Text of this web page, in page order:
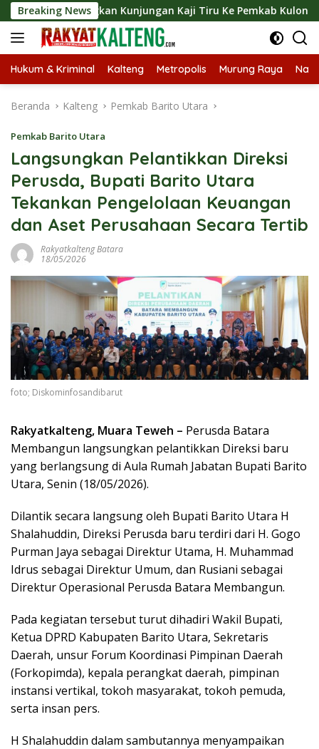
Langsung
ke
konten
Breaking News
Kunjungan Kaji Tiru Ke Pemkab Kulon Progo
Hukum & Kriminal Kalteng Metropolis Murung Raya
Beranda Kalteng Pemkab Barito Utara
Pemkab Barito Utara
Langsungkan Pelantikkan Direksi
Perusda, Bupati Barito Utara
Tekankan Pengelolaan Keuangan
dan Aset Perusahaan Secara Tertib
Rakyatkalteng Batara
18/05/2026
foto; Diskominfosandibarut
Rakyatkalteng, Muara Teweh – Perusda Batara
Membangun langsungkan pelantikkan Direksi baru
yang berlangsung di Aula Rumah Jabatan Bupati Barito
Utara, Senin (18/05/2026).
Dilantik secara langsung oleh Bupati Barito Utara H
Shalahuddin, Direksi Perusda baru terdiri dari H. Gogo
Purman Jaya sebagai Direktur Utama, H. Muhammad
Idrus sebagai Direktur Umum, dan Rusiani sebagai
Direktur Operasional Perusda Batara Membangun.
Pada kegiatan tersebut turut dihadiri Wakil Bupati,
Ketua DPRD Kabupaten Barito Utara, Sekretaris
Daerah, unsur Forum Koordinasi Pimpinan Daerah
(Forkopimda), kepala perangkat daerah, pimpinan
instansi vertikal, tokoh masyarakat, tokoh pemuda,
serta insan pers.
H Shalahuddin dalam sambutannya menyampaikan